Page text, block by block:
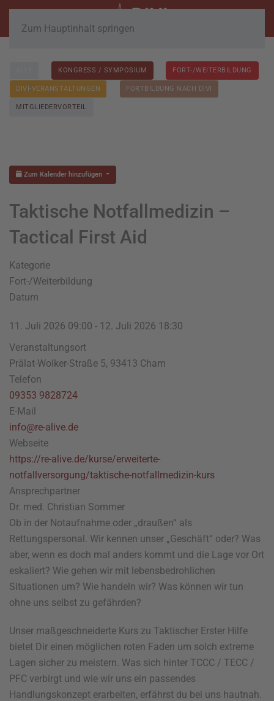
Zum Hauptinhalt springen
KONGRESS / SYMPOSIUM FORT-/WEITERBILDUNG
DIVI-VERANSTALTUNGEN FORTBILDUNG NACH DIVI
MITGLIEDERVORTEIL
Zum Kalender hinzufügen
Taktische Notfallmedizin –
Tactical First Aid
Kategorie
Fort-/Weiterbildung
Datum
11. Juli 2026 09:00 - 12. Juli 2026 18:30
Veranstaltungsort
Prälat-Wolker-Straße 5, 93413 Cham
Telefon
09353 9828724
E-Mail
info@re-alive.de
Webseite
https://re-alive.de/kurse/erweiterte-
notfallversorgung/taktische-notfallmedizin-kurs
Ansprechpartner
Dr. med. Christian Sommer
Ob in der Notaufnahme oder „draußen“ als
Rettungspersonal. Wir kennen unser „Geschäft“ oder? Was
aber, wenn es doch mal anders kommt und die Lage vor Ort
eskaliert? Wie gehen wir mit lebensbedrohlichen
Situationen um? Wie handeln wir? Was können wir tun
ohne uns selbst zu gefährden?
Unser maßgeschneiderte Kurs zu Taktischer Erster Hilfe
bietet Dir einen möglichen roten Faden um solch extreme
Lagen sicher zu meistern. Was sich hinter TCCC / TECC /
PFC verbirgt und wie wir uns ein passendes
Handlungskonzept erarbeiten, erfährst du bei uns hautnah.